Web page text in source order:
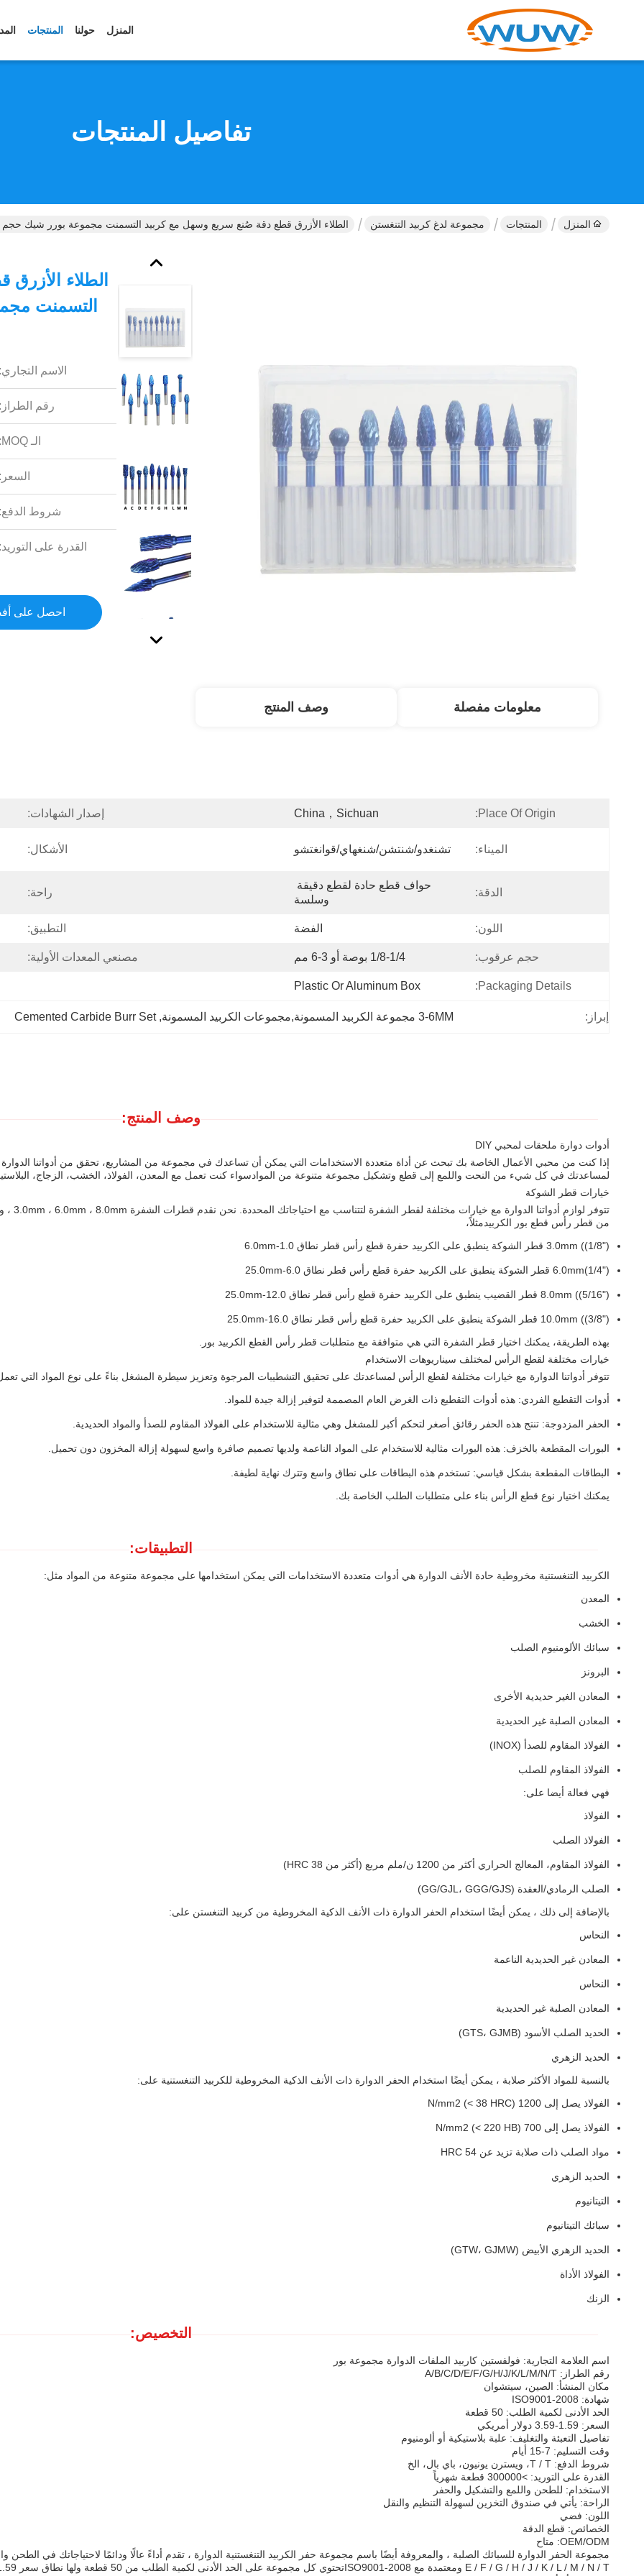
المنزل حولنا المنتجات
تفاصيل المنتجات
المنزل المنتجات مجموعة لدغ كربيد التنغستن الطلاء الأزرق قطع دقة صُنع سريع وسهل مع كربيد التسمنت مجموعة بورر شيك حجم 1/8-1/4 بوصة أو 3-6MM
الطلاء
الاسم التجاري:
رقم الطراز:
الـ MOQ:
السعر:
شروط الدفع:
القدرة على التوريد:
احصل على
معلومات مفصلة وصف المنتج
Place Of Origin:
China，Sichuan إصدار الشهادات:
الميناء: تشنغدو/شنتشن/شنغهاي/قوانغتشو الأشكال:
الدقة:
وسلسة
راحة:
اللون: الفضة التطبيق:
حجم عرقوب: 1/8-1/4 بوصة أو 3-6 مم مصنعي المعدات الأولية:
Packaging Details:
Plastic Or Aluminum Box
إبراز: 3-6MM مجموعة الكربيد المسمونة,مجموعات الكربيد المسمونة ,
Cemented Carbide Burr Set
وصف المنتج:
أدوات دوارة ملحقات لمحبي DIY
إذا كنت من محبي الأعمال الخاصة بك تبحث عن أداة متعددة الاستخدامات التي يمكن أن تساعدك في مجموعة من المشاريع، تحقق من أدواتنا الدوارة
لمساعدتك في كل شيء من النحت واللمع إلى قطع وتشكيل مجموعة متنوعة من الموادسواء كنت تعمل مع المعدن، الفولاذ، الخشب، الزجاج،
خيارات قطر الشوكة
من قطر رأس قطع بور الكربيدمثلاً،
3.0mm ((1/8") قطر الشوكة ينطبق على الكربيد حفرة قطع رأس قطر نطاق 1.0-6.0mm
6.0mm(1/4") قطر الشوكة ينطبق على الكربيد حفرة قطع رأس قطر نطاق 6.0-25.0mm
8.0mm ((5/16") قطر القضيب ينطبق على الكربيد حفرة قطع رأس قطر نطاق 12.0-25.0mm
10.0mm ((3/8") قطر الشوكة ينطبق على الكربيد حفرة قطع رأس قطر نطاق 16.0-25.0mm
بهذه الطريقة، يمكنك اختيار قطر الشفرة التي هي متوافقة مع متطلبات قطر رأس القطع الكربيد بور.
خيارات مختلفة لقطع الرأس لمختلف سيناريوهات الاستخدام
تتوفر أدواتنا الدوارة مع خيارات مختلفة لقطع الرأس لمساعدتك على تحقيق التشطيبات المرجوة وتعزيز سيطرة المشغل بناءً على نوع المواد التي
أدوات التقطيع الفردي: هذه أدوات التقطيع ذات الغرض العام المصممة لتوفير إزالة جيدة للمواد.
الحفر المزدوجة: تنتج هذه الحفر رقائق أصغر لتحكم أكبر للمشغل وهي مثالية للاستخدام على الفولاذ المقاوم للصدأ والمواد الحديدية.
البورات المقطعة بالخزف: هذه البورات مثالية للاستخدام على المواد الناعمة ولديها تصميم صافرة واسع لسهولة إزالة المخزون دون تحميل.
البطاقات المقطعة بشكل قياسي: تستخدم هذه البطاقات على نطاق واسع وتترك نهاية لطيفة.
يمكنك اختيار نوع قطع الرأس بناء على متطلبات الطلب الخاصة بك.
التطبيقات:
الكربيد التنغستنية مخروطية حادة الأنف الدوارة هي أدوات متعددة الاستخدامات التي يمكن استخدامها على مجموعة متنوعة من المواد مثل:
المعدن
الخشب
سبائك الألومنيوم الصلب
البرونز
المعادن الغير حديدية الأخرى
المعادن الصلبة غير الحديدية
الفولاذ المقاوم للصدأ (INOX)
الفولاذ المقاوم للصلب
فهي فعالة أيضا على:
الفولاذ
الفولاذ الصلب
الفولاذ المقاوم، المعالج الحراري أكثر من 1200 ن/ملم مربع (أكثر من 38 HRC)
الصلب الرمادي/العقدة (GG/GJL، GGG/GJS)
بالإضافة إلى ذلك ، يمكن أيضًا استخدام الحفر الدوارة ذات الأنف الذكية المخروطية من كربيد التنغستن على:
النحاس
المعادن غير الحديدية الناعمة
النحاس
المعادن الصلبة غير الحديدية
الحديد الصلب الأسود (GTS، GJMB)
الحديد الزهري
بالنسبة للمواد الأكثر صلابة ، يمكن أيضًا استخدام الحفر الدوارة ذات الأنف الذكية المخروطية للكربيد التنغستنية على:
الفولاذ يصل إلى 1200 N/mm2 (< 38 HRC)
الفولاذ يصل إلى 700 N/mm2 (< 220 HB)
مواد الصلب ذات صلابة تزيد عن 54 HRC
الحديد الزهري
التيتانيوم
سبائك التيتانيوم
الحديد الزهري الأبيض (GTW، GJMW)
الفولاذ الأداة
الزنك
التخصيص:
اسم العلامة التجارية: فولفستين كاربيد الملفات الدوارة مجموعة بور
رقم الطراز: A/B/C/D/E/F/G/H/J/K/L/M/N/T
مكان المنشأ: الصين، سيتشوان
شهادة: ISO9001-2008
الحد الأدنى لكمية الطلب: 50 قطعة
السعر: 1.59-3.59 دولار أمريكي
تفاصيل التعبئة والتغليف: علبة بلاستيكية أو ألومنيوم
وقت التسليم: 7-15 أيام
شروط الدفع: T / T، ويسترن يونيون، باي بال، الخ
القدرة على التوريد: >300000 قطعة شهرياً
الاستخدام: للطحن واللمع والتشكيل والحفر
الراحة: يأتي في صندوق التخزين لسهولة التنظيم والنقل
اللون: فضي
الخصائص: قطع الدقة
OEM/ODM: متاح